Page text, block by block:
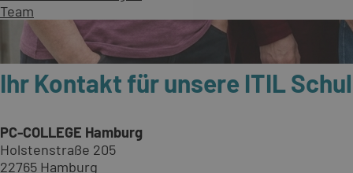
Team
Ihr Kontakt für unsere ITIL
PC-COLLEGE Hamburg
Holstenstraße 205
22765 Hamburg